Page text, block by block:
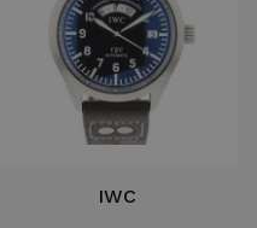
IWC